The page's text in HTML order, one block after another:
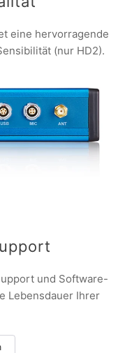
eine hervorragende
(nur HD2).
und Software-
Lebensdauer Ihrer